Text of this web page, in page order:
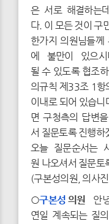
은 서로 해결하는
다. 이 모든 것이 구
한가지 의원님들께
에 불만이 있으
될 수 있도록 협조
의규칙 제33조 1항
이내로 되어 있습니
면 구청측의 답변
서 질문토록 진행하
오늘 질문순서는
원 나오셔서 질문토
(구본성의원, 의사
○구본성 의원 안
연일 계속되는 질